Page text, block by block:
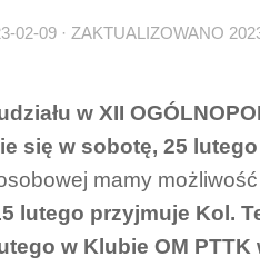
02-09 · ZAKTUALIZOWANO
w XII
się w sobotę, 25
mamy
lutego przyjmuje Kol.
w Klubie OM